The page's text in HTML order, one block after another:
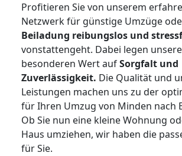
Profitieren Sie von unserem
Netzwerk für günstige Umzüge
Beiladung reibungslos und
vonstattengeht. Dabei legen
besonderen Wert aufSorgfalt und
Zuverlässigkeit. Die Qualität und
Leistungen machen uns zu der
für Ihren Umzug von Minden nach
Ob Sie nun eine kleine Wohnung
Haus umziehen, wir haben die
für Sie.